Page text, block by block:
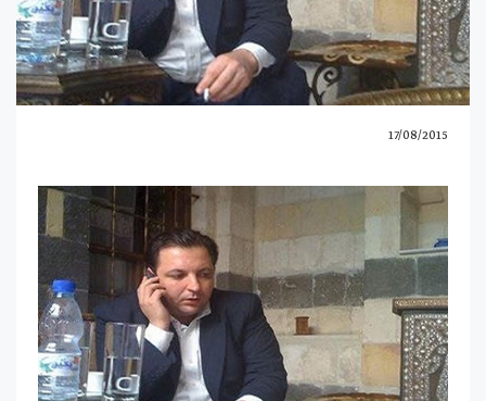
17/08/2015